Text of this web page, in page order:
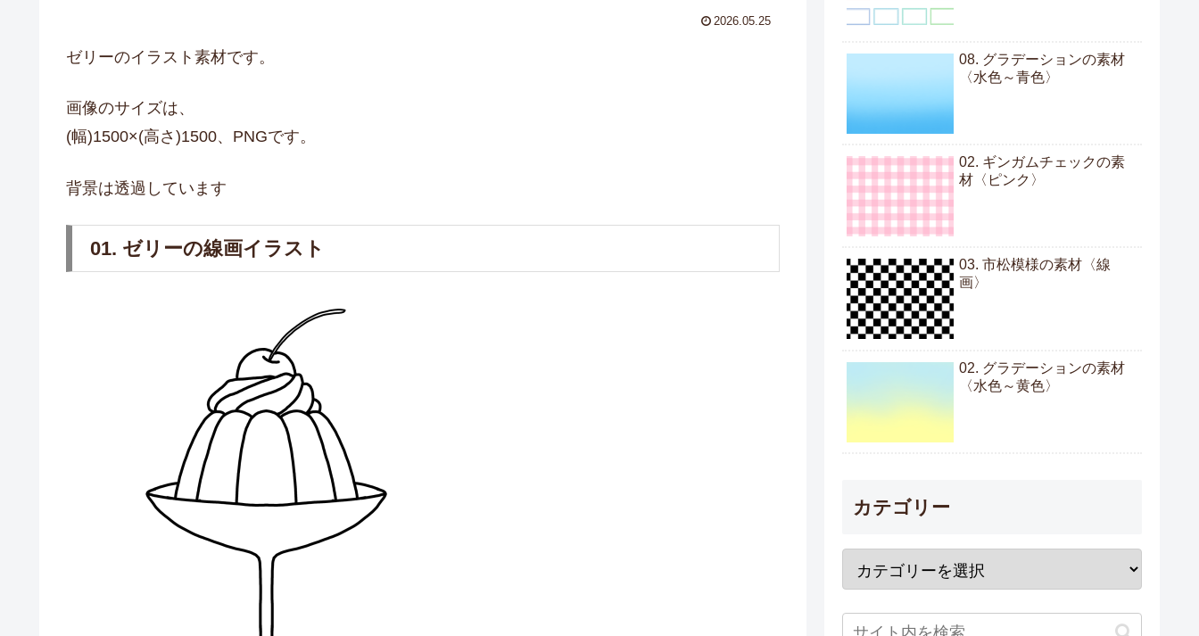
2026.05.25
ゼリーのイラスト素材です。
画像のサイズは、
(幅)1500×(高さ)1500、PNGです。
背景は透過しています
01. ゼリーの線画イラスト
08. グラデーションの素材
〈水色～青色〉
02. ギンガムチェックの素
材〈ピンク〉
03. 市松模様の素材〈線
画〉
02. グラデーションの素材
〈水色～黄色〉
カテゴリー